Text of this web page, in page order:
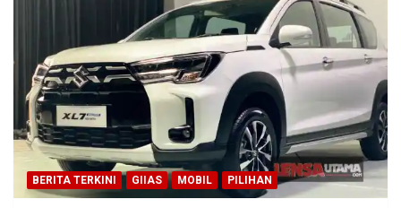
BERITA TERKINI GIIAS MOBIL PILIHAN